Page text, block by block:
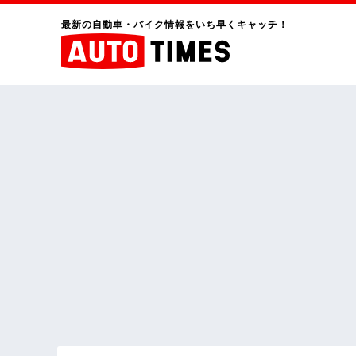
最新の自動車・バイク情報をいち早くキャッチ！